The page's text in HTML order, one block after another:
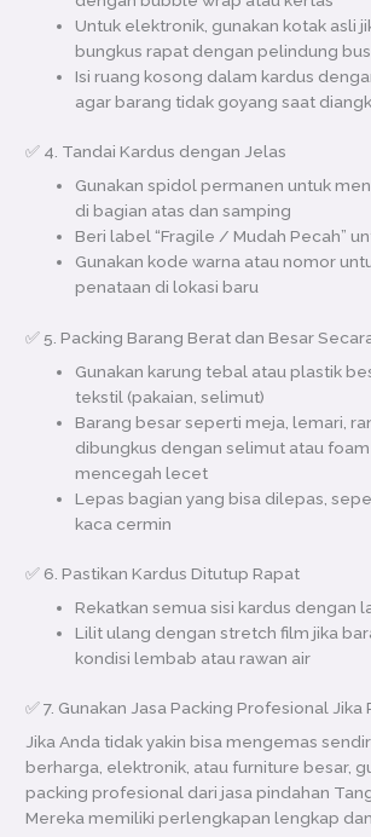
Untuk elektronik, gunakan kotak asli
bungkus rapat dengan pelindung
Isi ruang kosong dalam kardus
agar barang tidak goyang saat
✅ 4. Tandai Kardus dengan Jelas
Gunakan spidol permanen untuk
di bagian atas dan samping
Beri label “Fragile / Mudah Pecah”
Gunakan kode warna atau nomor
penataan di lokasi baru
✅ 5. Packing Barang Berat dan Besar
Gunakan karung tebal atau plastik
tekstil (pakaian, selimut)
Barang besar seperti meja, lemari,
dibungkus dengan selimut atau
mencegah lecet
Lepas bagian yang bisa dilepas,
kaca cermin
✅ 6. Pastikan Kardus Ditutup Rapat
Rekatkan semua sisi kardus dengan
Lilit ulang dengan stretch film jika
kondisi lembab atau rawan air
✅ 7. Gunakan Jasa Packing Profesional Jika
Jika Anda tidak yakin bisa mengemas
berharga, elektronik, atau furniture besar,
packing profesional dari jasa pindahan
Mereka memiliki perlengkapan lengkap